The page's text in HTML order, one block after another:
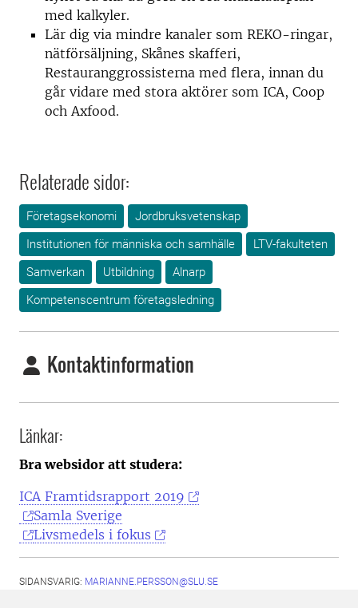
med kalkyler.
Lär dig via mindre kanaler som REKO-ringar,
nätförsäljning, Skånes skafferi,
Restauranggrossisterna med flera, innan du
går vidare med stora aktörer som ICA, Coop
och Axfood.
Relaterade sidor:
Företagsekonomi
Jordbruksvetenskap
Institutionen för människa och samhälle
LTV-fakulteten
Samverkan
Utbildning
Alnarp
Kompetenscentrum företagsledning
Kontaktinformation
Länkar:
Bra websidor att studera:
ICA Framtidsrapport 2019
Samla Sverige
Livsmedels i fokus
SIDANSVARIG: MARIANNE.PERSSON@SLU.SE